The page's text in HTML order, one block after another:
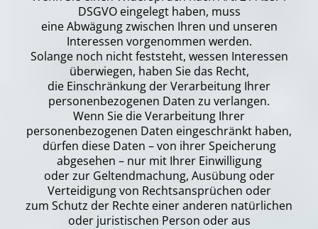
DSGVO eingelegt haben, muss
eine Abwägung zwischen Ihren und unseren
Interessen vorgenommen werden.
Solange noch nicht feststeht, wessen Interessen
überwiegen, haben Sie das Recht,
die Einschränkung der Verarbeitung Ihrer
personenbezogenen Daten zu verlangen.
Wenn Sie die Verarbeitung Ihrer
personenbezogenen Daten eingeschränkt haben,
dürfen diese Daten – von ihrer Speicherung
abgesehen – nur mit Ihrer Einwilligung
oder zur Geltendmachung, Ausübung oder
Verteidigung von Rechtsansprüchen oder
zum Schutz der Rechte einer anderen natürlichen
oder juristischen Person oder aus